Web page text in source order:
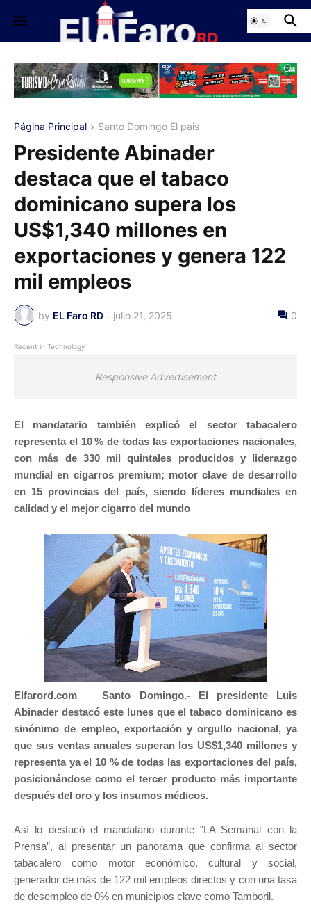
Página Principal Santo Domingo El pais
Presidente Abinader
destaca que el tabaco
dominicano supera los
US$1,340 millones en
exportaciones y genera 122
mil empleos
by EL Faro RD - julio 21, 2025 0
Recent in Technology
Responsive Advertisement
El mandatario también explicó el sector tabacalero
representa el 10 % de todas las exportaciones nacionales,
con más de 330 mil quintales producidos y liderazgo
mundial en cigarros premium; motor clave de desarrollo
en 15 provincias del país, siendo líderes mundiales en
calidad y el mejor cigarro del mundo
Elfarord.com Santo Domingo.- El presidente Luis
Abinader destacó este lunes que el tabaco dominicano es
sinónimo de empleo, exportación y orgullo nacional, ya
que sus ventas anuales superan los US$1,340 millones y
representa ya el 10 % de todas las exportaciones del país,
posicionándose como el tercer producto más importante
después del oro y los insumos médicos.
Así lo destacó el mandatario durante “LA Semanal con la
Prensa”, al presentar un panorama que confirma al sector
tabacalero como motor económico, cultural y social,
generador de más de 122 mil empleos directos y con una tasa
de desempleo de 0% en municipios clave como Tamboril.